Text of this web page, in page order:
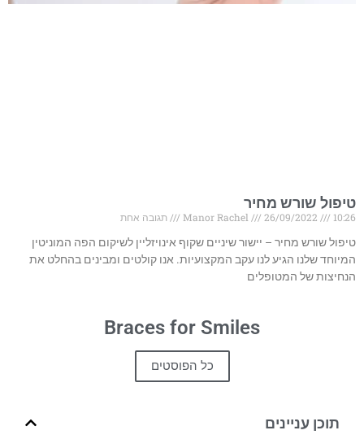
טיפול שורש מחיר
Manor Rachel 26/09/2022 10:26
תגובה אחת
טיפול שורש מחיר – יישור שיניים שקוף אינויזליין לשיקום הפה המוניטין
המיוחד שלנו הגיע לנו עקב המקצועיות. אנו קולטים ומבינים בהחלט את
הנחיצות של המטופלים
Braces for Smiles
כל הפוסטים
תוכן עניינים